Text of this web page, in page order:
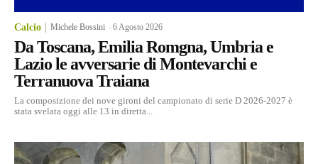
Calcio Michele Bossini -6 Agosto 2026
Da Toscana, Emilia Romgna, Umbria e
Lazio le avversarie di Montevarchi e
Terranuova Traiana
La composizione dei nove gironi del campionato di serie D 2026-2027 è
stata svelata oggi alle 13 in diretta...